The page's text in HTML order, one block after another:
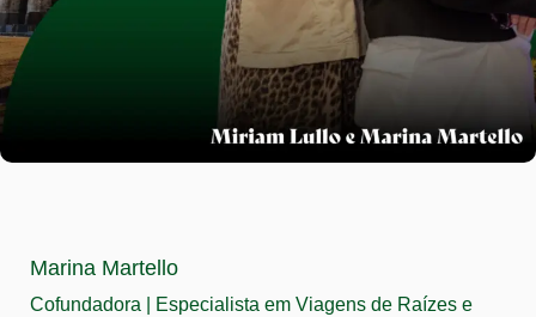
Marina Martello
Cofundadora | Especialista em Viagens de Raízes e